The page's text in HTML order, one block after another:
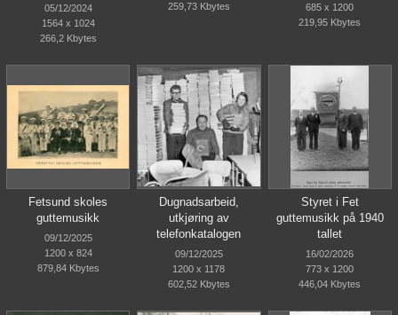
05/12/2024
1564 x 1024
266,2 Kbytes
259,73 Kbytes
685 x 1200
219,95 Kbytes
Fetsund skoles
guttemusikk
09/12/2025
1200 x 824
879,84 Kbytes
Dugnadsarbeid,
utkjøring av
telefonkatalogen
09/12/2025
1200 x 1178
602,52 Kbytes
Styret i Fet
guttemusikk på 1940
tallet
16/02/2026
773 x 1200
446,04 Kbytes